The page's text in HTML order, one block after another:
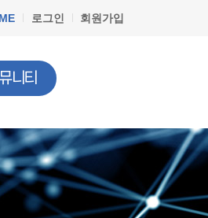
로그인 회원가입
니티
사항
과답변
년행사